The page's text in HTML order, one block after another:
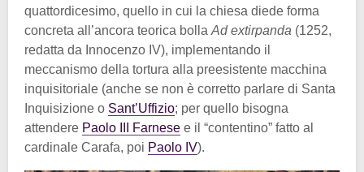
quattordicesimo, quello in cui la chiesa diede forma
concreta all’ancora teorica bollaAd extirpanda (1252,
redatta da Innocenzo IV), implementando il
meccanismo della tortura alla preesistente macchina
inquisitoriale (anche se non è corretto parlare di Santa
Inquisizione o Sant’Uffizio; per quello bisogna
attendere Paolo III Farnese e il “contentino” fatto al
cardinale Carafa, poi Paolo IV).